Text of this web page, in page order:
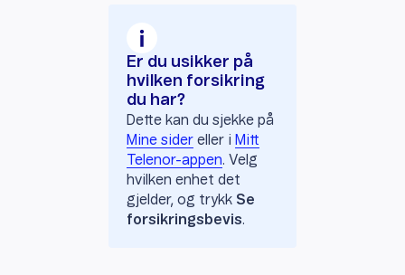
Er du usikker på
hvilken forsikring
du har?
Dette kan du sjekke på
Mine sider eller i Mitt
Telenor-appen. Velg
hvilken enhet det
gjelder, og trykk Se
forsikringsbevis.